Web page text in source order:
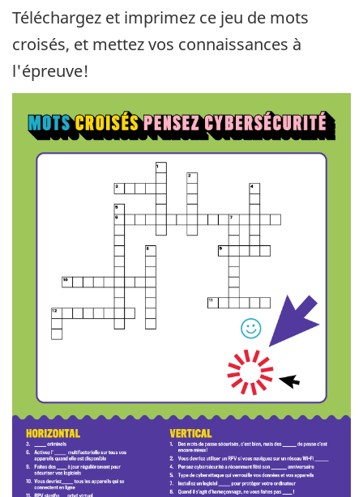
Téléchargez et imprimez ce jeu de mots
croisés, et mettez vos connaissances à
l'épreuve!